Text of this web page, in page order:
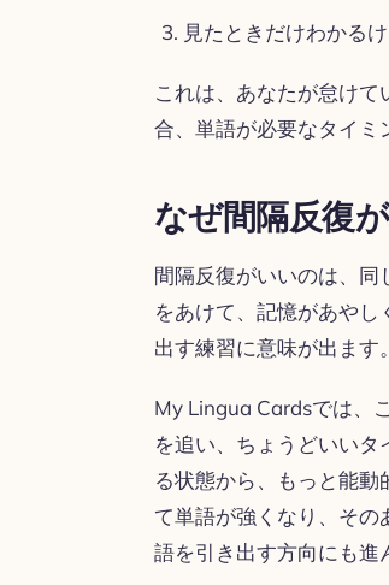
見たときだけわかる
これは、あなたが怠け
合、単語が必要なタイミ
なぜ間隔反復
間隔反復がいいのは、
をあけて、記憶があや
出す練習に意味が出ます。
My Lingua Cardsでは、
を追い、ちょうどいい
る状態から、もっと能
て単語が強くなり、そ
語を引き出す方向にも進